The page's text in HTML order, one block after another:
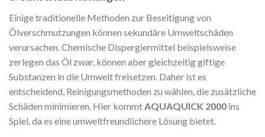
Einige traditionelle Methoden zur Beseitigung von
Ölverschmutzungen können sekundäre Umweltschäden
verursachen. Chemische Dispergiermittel beispielsweise
zerlegen das Öl zwar, können aber gleichzeitig giftige
Substanzen in die Umwelt freisetzen. Daher ist es
entscheidend, Reinigungsmethoden zu wählen, die zusätzliche
Schäden minimieren. Hier kommt AQUAQUICK 2000 ins
Spiel, da es eine umweltfreundlichere Lösung bietet.